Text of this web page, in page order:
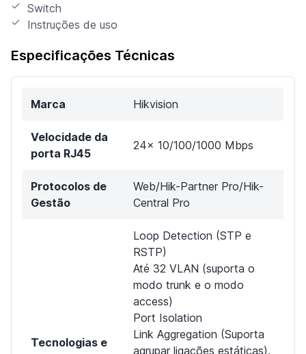
Switch
Instruções de uso
Especificações Técnicas
Marca Hikvision
Velocidade da
porta RJ45
24x 10/100/1000 Mbps
Protocolos de
Gestão
Web/Hik-Partner Pro/Hik-
Central Pro
Tecnologias e
Loop Detection (STP e
RSTP)
Até 32 VLAN (suporta o
modo trunk e o modo
access)
Port Isolation
Link Aggregation (Suporta
agrupar ligações estáticas).